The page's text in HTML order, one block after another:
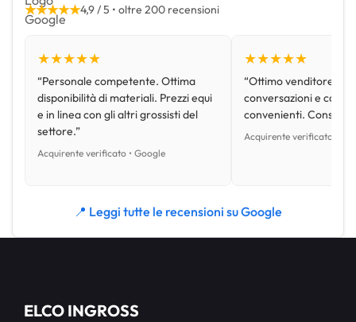
★★★★★4,9 / 5 • oltre 200 recensioni
★★★★★
“Personale competente. Ottima
disponibilità di materiali. Prezzi equi
e in linea con gli altri grossisti del
settore.”
Acquirente verificato • Google
★★★★★
“Ottimo venditore,
conversazioni e con
convenienti.
Acquirente verificato •
📍 Leggi tutte le recensioni su Google
ELCO INGROSS